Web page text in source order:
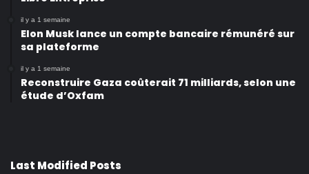
il y a 1 semaine
Elon Musk lance un compte bancaire rémunéré sur
sa plateforme
il y a 1 semaine
Reconstruire Gaza coûterait 71 milliards, selon une
étude d’Oxfam
Last Modified Posts